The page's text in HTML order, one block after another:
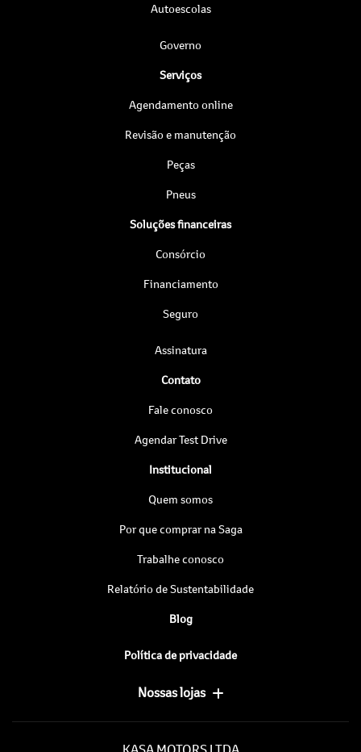
Autoescolas
Governo
Serviços
Agendamento online
Revisão e manutenção
Peças
Pneus
Soluções financeiras
Consórcio
Financiamento
Seguro
Assinatura
Contato
Fale conosco
Agendar Test Drive
Institucional
Quem somos
Por que comprar na Saga
Trabalhe conosco
Relatório de Sustentabilidade
Blog
Política de privacidade
Nossas lojas